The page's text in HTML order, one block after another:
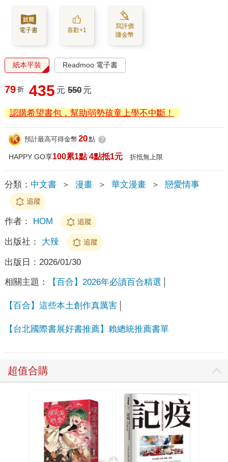
電子書 喜歡+1
寫評價
賺金幣
紙本平裝 Readmoo 電子書
79 折 435 元 550 元
認購希望書包，幫助弱勢孩童上學不中斷！
預計最高可得金幣 20點 ?
HAPPY GO享100累1點 4點抵1元 折抵無上限
分類： 中文書 ＞ 漫畫 ＞ 華文漫畫 ＞ 戀愛情事
追蹤
作者： HOM 追蹤
出版社： 大辣 追蹤
出版日： 2026/01/30
相關主題： 【百合】2026年必讀百合精選
【百合】這些本土創作真厲害
【台北國際書展好書推薦】賴總統推薦書單
超值合購